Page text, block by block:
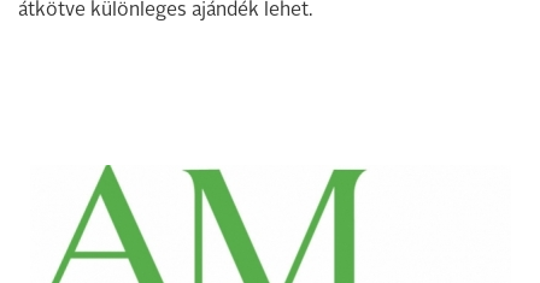
átkötve különleges ajándék lehet.